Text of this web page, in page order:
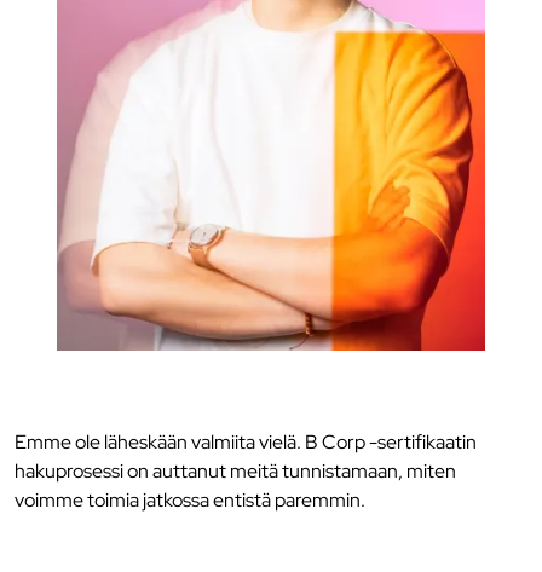
Emme ole läheskään valmiita vielä. B Corp -sertifikaatin
hakuprosessi on auttanut meitä tunnistamaan, miten
voimme toimia jatkossa entistä paremmin.